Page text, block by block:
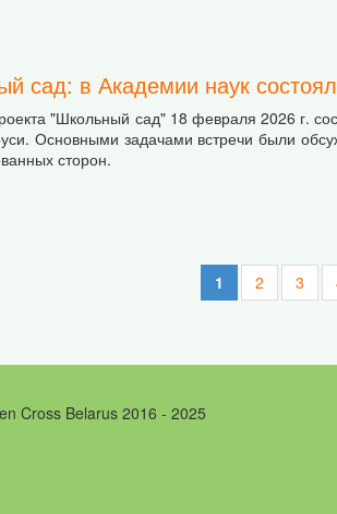
сад: в Академии наук
"Школьный сад" 18 февраля 2026 г.
Основными задачами встречи были
сторон.
1 2 3
Cross Belarus 2016 - 2025